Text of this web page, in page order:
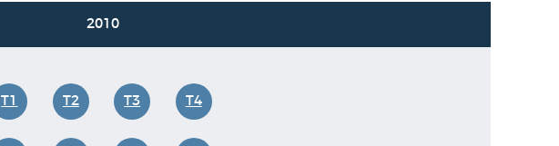
2010
T1 T2 T3 T4